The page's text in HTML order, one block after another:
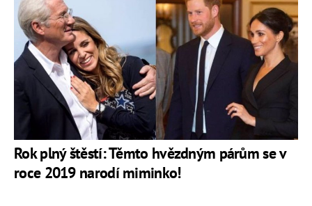
Rok plný štěstí: Těmto hvězdným párům se v
roce 2019 narodí miminko!